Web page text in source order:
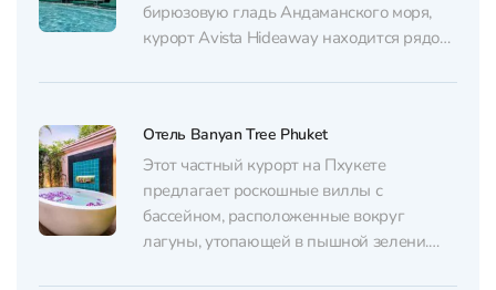
территории...
бирюзовую гладь Андаманского моря,
курорт Avista Hideaway находится рядом
чистых и уединенных бухт Пхукета.
природы: шепот тропического леса,
утреннее пение птиц, создавая
атмосферу уединения и покоя 🧘🏽‍♀️ Ваше
пребывание...
Отель Banyan Tree Phuket
Этот частный курорт на Пхукете
предлагает роскошные виллы с
бассейном, расположенные вокруг
лагуны, утопающей в пышной зелени.